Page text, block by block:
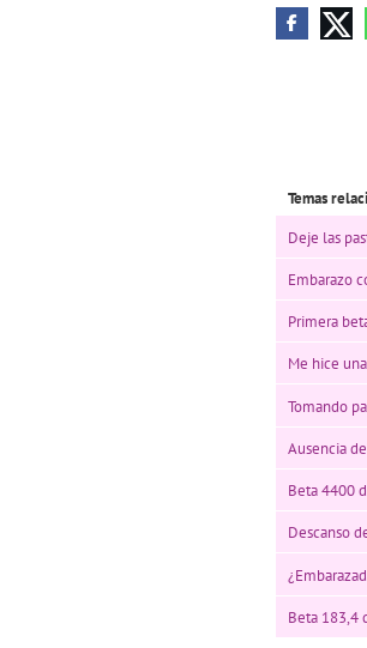
Temas
Deje las
Embarazo
Primera
Me hice
Tomando
Ausencia
Beta 4400
Descanso
Beta 183,4